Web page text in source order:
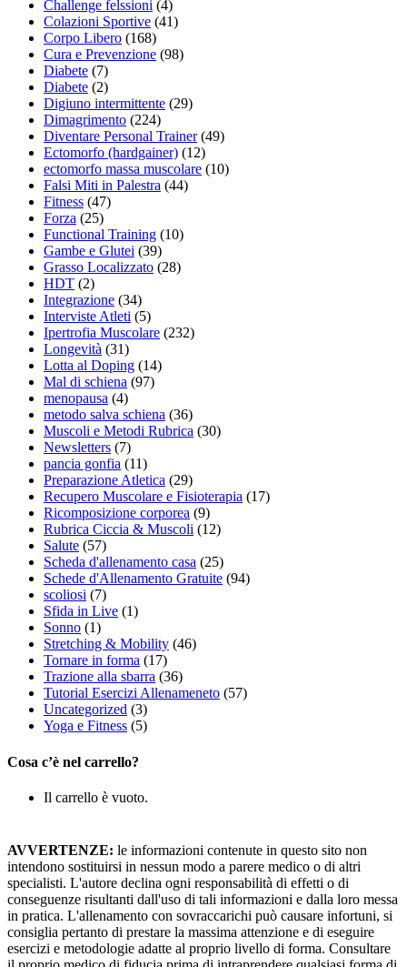
Challenge felssioni (4)
Colazioni Sportive (41)
Corpo Libero (168)
Cura e Prevenzione (98)
Diabete (7)
Diabete (2)
Digiuno intermittente (29)
Dimagrimento (224)
Diventare Personal Trainer(49)
Ectomorfo (hardgainer) (12)
ectomorfo massa muscolare (10)
Falsi Miti in Palestra (44)
Fitness (47)
Forza (25)
Functional Training (10)
Gambe e Glutei (39)
Grasso Localizzato (28)
HDT (2)
Integrazione (34)
Interviste Atleti (5)
Ipertrofia Muscolare (232)
Longevità (31)
Lotta al Doping (14)
Mal di schiena (97)
menopausa (4)
metodo salva schiena (36)
Muscoli e Metodi Rubrica (30)
Newsletters (7)
pancia gonfia (11)
Preparazione Atletica (29)
Recupero Muscolare e Fisioterapia (17)
Ricomposizione corporea (9)
Rubrica Ciccia & Muscoli (12)
Salute (57)
Scheda d'allenamento casa (25)
Schede d'Allenamento Gratuite (94)
scoliosi (7)
Sfida in Live (1)
Sonno (1)
Stretching & Mobility (46)
Tornare in forma (17)
Trazione alla sbarra (36)
Tutorial Esercizi Allenameneto (57)
Uncategorized (3)
Yoga e Fitness (5)
Cosa c’è nel carrello?
Il carrello è vuoto.
AVVERTENZE: le informazioni contenute in questo sito non
intendono sostituirsi in nessun modo a parere medico o di altri
specialisti. L'autore declina ogni responsabilità di effetti o di
conseguenze risultanti dall'uso di tali informazioni e dalla loro messa
in pratica. L'allenamento con sovraccarichi può causare infortuni, si
consiglia pertanto di prestare la massima attenzione e di eseguire
esercizi e metodologie adatte al proprio livello di forma. Consultare